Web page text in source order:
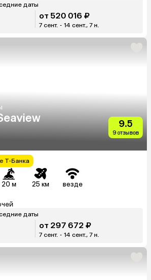
даты
от 520 016 ₽
7 сент. - 14 сент., 7 н.
9.5
9 отзывов
Т-Банка
20 м 25 км везде
даты
от 297 672 ₽
7 сент. - 14 сент., 7 н.